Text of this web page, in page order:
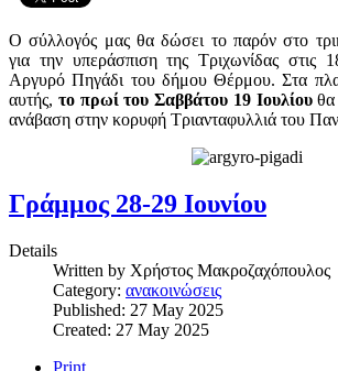
Ο σύλλογός μας θα δώσει το παρόν στο
για την υπεράσπιση της Τριχωνίδας στις
Αργυρό Πηγάδι του δήμου Θέρμου. Στα
αυτής, το πρωί του Σαββάτου 19 Ιουλίουθα
ανάβαση στην κορυφή Τριανταφυλλιά του
Γράμμος 28-29 Ιουνίου
Details
Written by Χρήστος Μακροζαχόπουλος
Category: ανακοινώσεις
Published: 27 May 2025
Created: 27 May 2025
Print